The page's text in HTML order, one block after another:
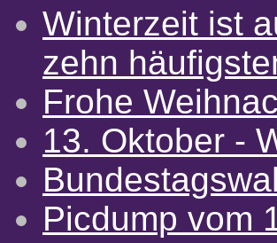
Winterzeit ist
zehn
Frohe
13. Oktober -
Picdump vom